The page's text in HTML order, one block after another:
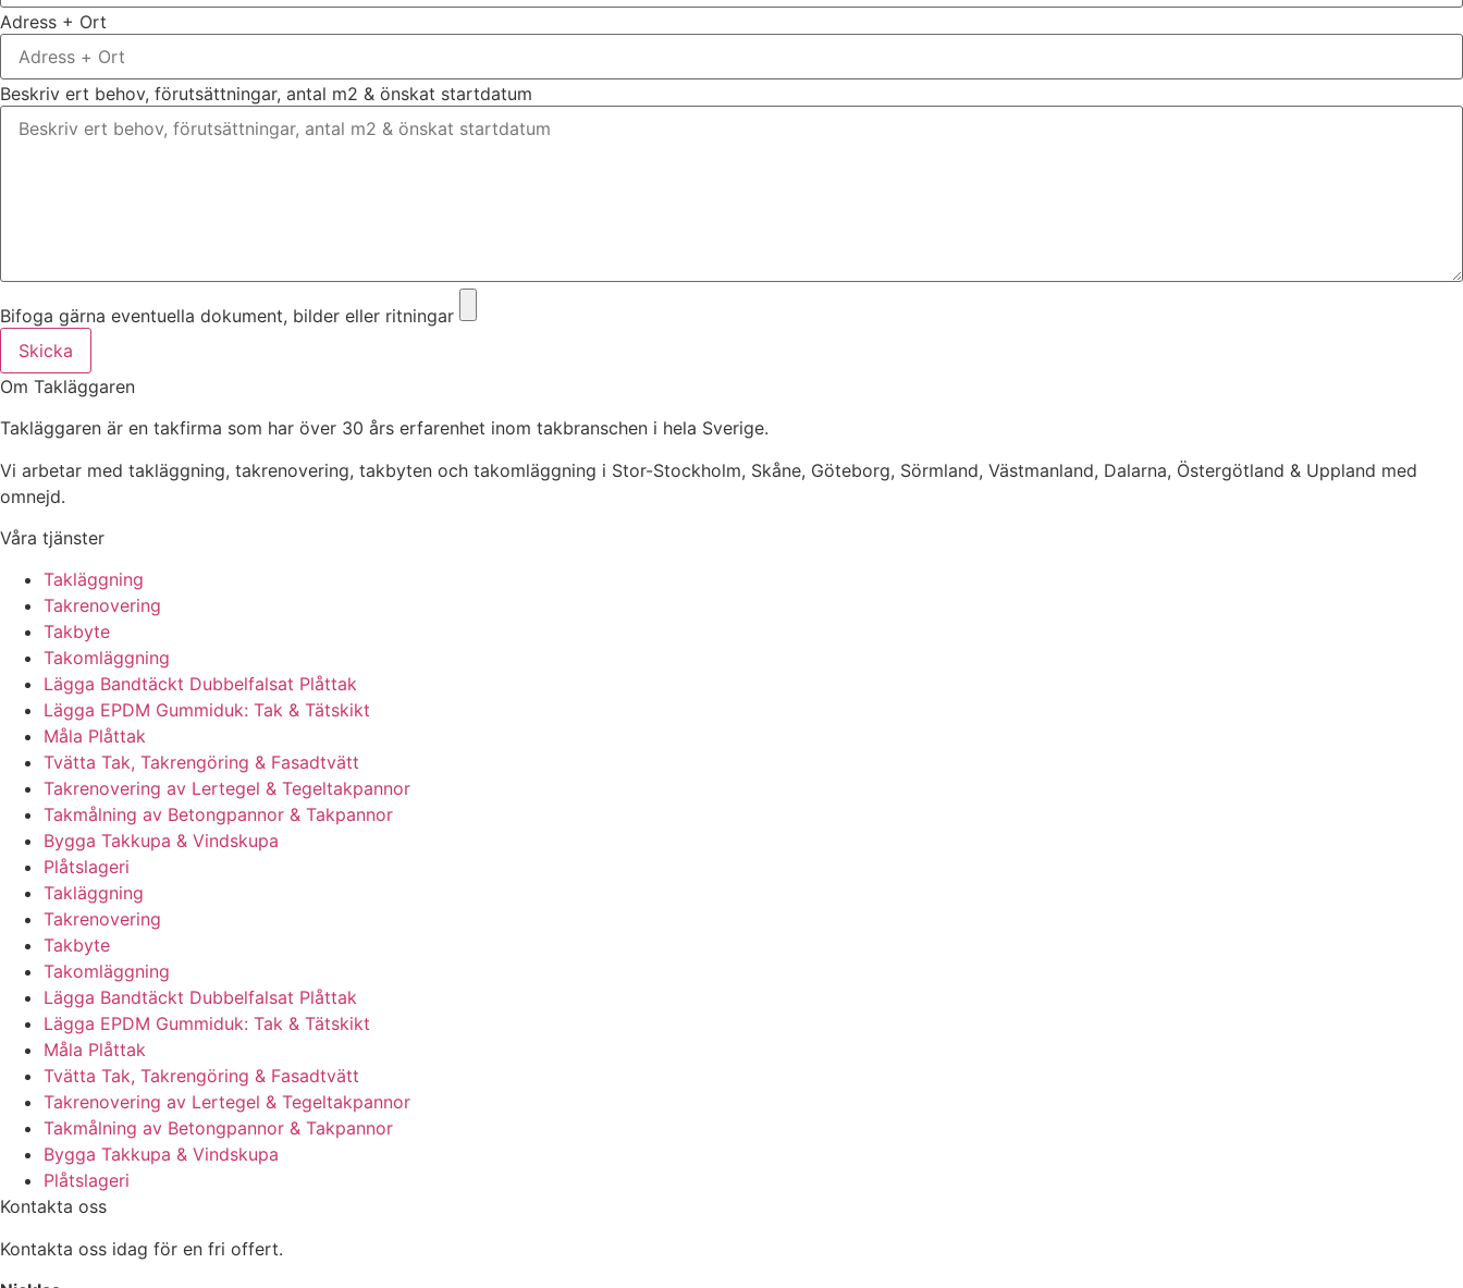
Adress + Ort
Beskriv ert behov, förutsättningar, antal m2 & önskat startdatum
Bifoga gärna eventuella dokument, bilder eller ritningar
Skicka
Om Takläggaren
Takläggaren är en takfirma som har över 30 års erfarenhet inom takbranschen i hela Sverige.
Vi arbetar med takläggning, takrenovering, takbyten och takomläggning i Stor-Stockholm, Skåne, Göteborg, Sörmland, Västmanland, Dalarna, Östergötland & Uppland med
omnejd.
Våra tjänster
Takläggning
Takrenovering
Takbyte
Takomläggning
Lägga Bandtäckt Dubbelfalsat Plåttak
Lägga EPDM Gummiduk: Tak & Tätskikt
Måla Plåttak
Tvätta Tak, Takrengöring & Fasadtvätt
Takrenovering av Lertegel & Tegeltakpannor
Takmålning av Betongpannor & Takpannor
Bygga Takkupa & Vindskupa
Plåtslageri
Takläggning
Takrenovering
Takbyte
Takomläggning
Lägga Bandtäckt Dubbelfalsat Plåttak
Lägga EPDM Gummiduk: Tak & Tätskikt
Måla Plåttak
Tvätta Tak, Takrengöring & Fasadtvätt
Takrenovering av Lertegel & Tegeltakpannor
Takmålning av Betongpannor & Takpannor
Bygga Takkupa & Vindskupa
Plåtslageri
Kontakta oss
Kontakta oss idag för en fri offert.